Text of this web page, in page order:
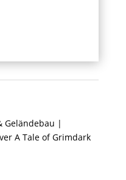
Geländebau |
A Tale of Grimdark